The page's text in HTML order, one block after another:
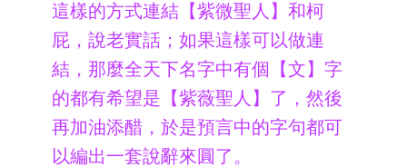
這樣的方式連結【紫微聖人】和柯
屁，說老實話；如果這樣可以做連
結，那麼全天下名字中有個【文】字
的都有希望是【紫薇聖人】了，然後
再加油添醋，於是預言中的字句都可
以編出一套說辭來圓了。